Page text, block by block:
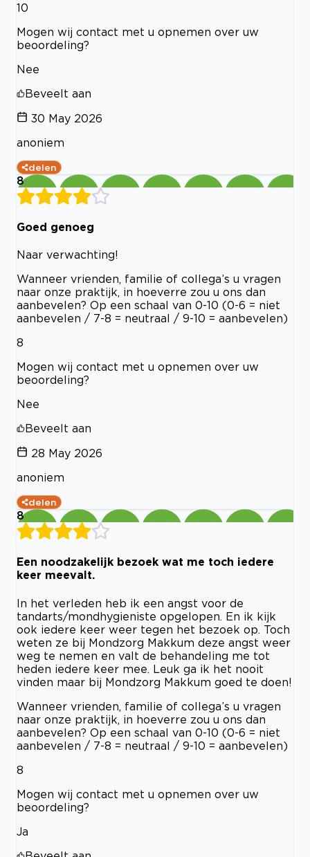
10
Mogen wij contact met u opnemen over uw
beoordeling?
Nee
Beveelt aan
30 May 2026
anoniem
delen
8
Goed genoeg
Naar verwachting!
Wanneer vrienden, familie of collega’s u vragen
naar onze praktijk, in hoeverre zou u ons dan
aanbevelen? Op een schaal van 0-10 (0-6 = niet
aanbevelen / 7-8 = neutraal / 9-10 = aanbevelen)
8
Mogen wij contact met u opnemen over uw
beoordeling?
Nee
Beveelt aan
28 May 2026
anoniem
delen
8
Een noodzakelijk bezoek wat me toch iedere
keer meevalt.
In het verleden heb ik een angst voor de
tandarts/mondhygieniste opgelopen. En ik kijk
ook iedere keer weer tegen het bezoek op. Toch
weten ze bij Mondzorg Makkum deze angst weer
weg te nemen en valt de behandeling me tot
heden iedere keer mee. Leuk ga ik het nooit
vinden maar bij Mondzorg Makkum goed te doen!
Wanneer vrienden, familie of collega’s u vragen
naar onze praktijk, in hoeverre zou u ons dan
aanbevelen? Op een schaal van 0-10 (0-6 = niet
aanbevelen / 7-8 = neutraal / 9-10 = aanbevelen)
8
Mogen wij contact met u opnemen over uw
beoordeling?
Ja